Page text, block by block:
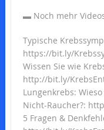
▬ Noch mehr
Typische
https://bit.ly/
Wissen Sie wie
http://bit.ly/
Lungenkrebs:
Nicht-Raucher?:
5 Fragen &